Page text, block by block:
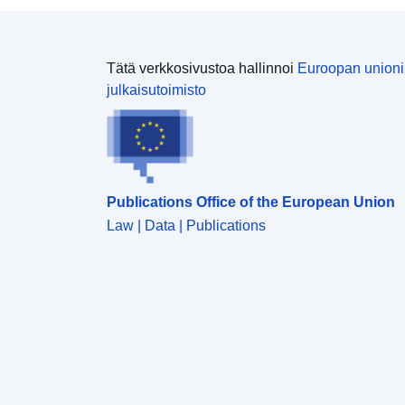
Tätä verkkosivustoa hallinnoi Euroopan
julkaisutoimisto
Publications Office of the European Union
Law | Data | Publications